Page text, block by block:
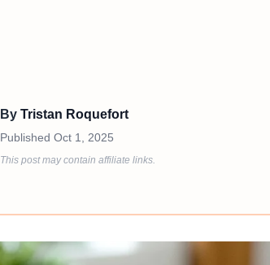
By Tristan Roquefort
Published Oct 1, 2025
This post may contain affiliate links.